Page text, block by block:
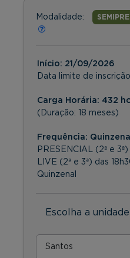
Modalidade:
Início: 21/09/2026
Data limite de
Carga Horária: 432
(Duração: 18 meses)
Frequência: Quinzenal
PRESENCIAL (2ª e
LIVE (2ª e 3ª) das
Quinzenal
Escolha a